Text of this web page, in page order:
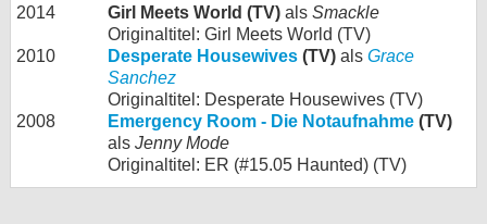
2014 Girl Meets World (TV) als Smackle
Originaltitel: Girl Meets World (TV)
2010
Desperate Housewives (TV) als Grace
Sanchez
Originaltitel: Desperate Housewives (TV)
2008
Emergency Room - Die Notaufnahme (TV)
als Jenny Mode
Originaltitel: ER (#15.05 Haunted) (TV)
myFanbase